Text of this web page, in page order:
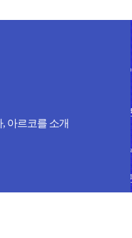
아르코를 소개